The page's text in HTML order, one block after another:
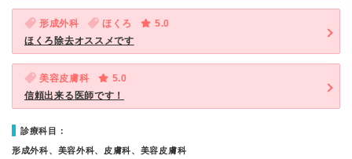
形成外科 ほくろ
5.0
ほくろ除去オススメです
美容皮膚科
5.0
信頼出来る医師です！
診療科目：
形成外科、美容外科、皮膚科、美容皮膚科